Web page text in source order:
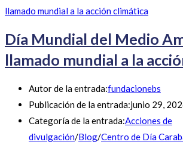
Día Mundial del Medio
llamado mundial a la
Autor de la entrada:fundacionebs
Publicación de la entrada:junio 29,
Categoría de la entrada:Acciones de
divulgación/Blog/Centro de Día